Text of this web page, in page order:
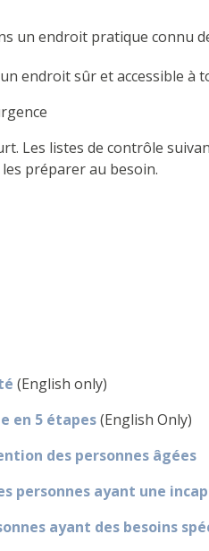
un endroit pratique connu
endroit sûr et accessible à
Les listes de contrôle
préparer au besoin.
(English only)
en 5 étapes(English Only)
des personnes âgées
personnes ayant une
ayant des besoins